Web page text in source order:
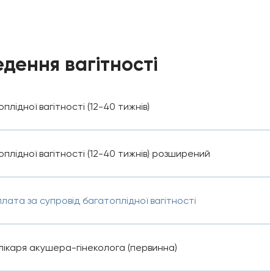
вагітності
вагітності (12-40 тижнів)
вагітності (12-40 тижнів) розширений
за супровід багатоплідної вагітності
акушера-гінеколога (первинна)